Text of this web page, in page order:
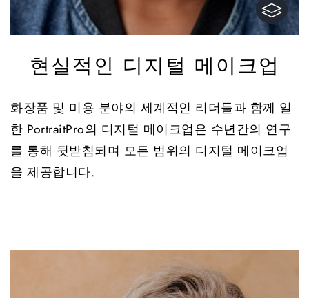
현실적인 디지털 메이크업
화장품 및 미용 분야의 세계적인 리더들과 함께 일
한 PortraitPro의 디지털 메이크업은 수년간의 연구
를 통해 뒷받침되며 모든 범위의 디지털 메이크업
을 제공합니다.